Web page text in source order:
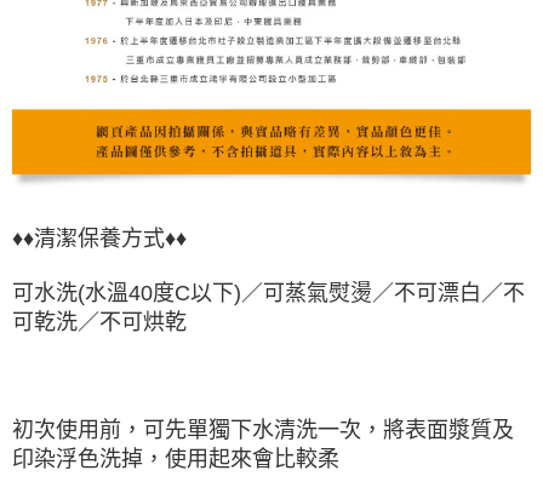
♦♦清潔保養方式♦♦
可水洗(水溫40度C以下)／可蒸氣熨燙／不可漂白／不
可乾洗／不可烘乾
初次使用前，可先單獨下水清洗一次，將表面漿質及
印染浮色洗掉，使用起來會比較柔